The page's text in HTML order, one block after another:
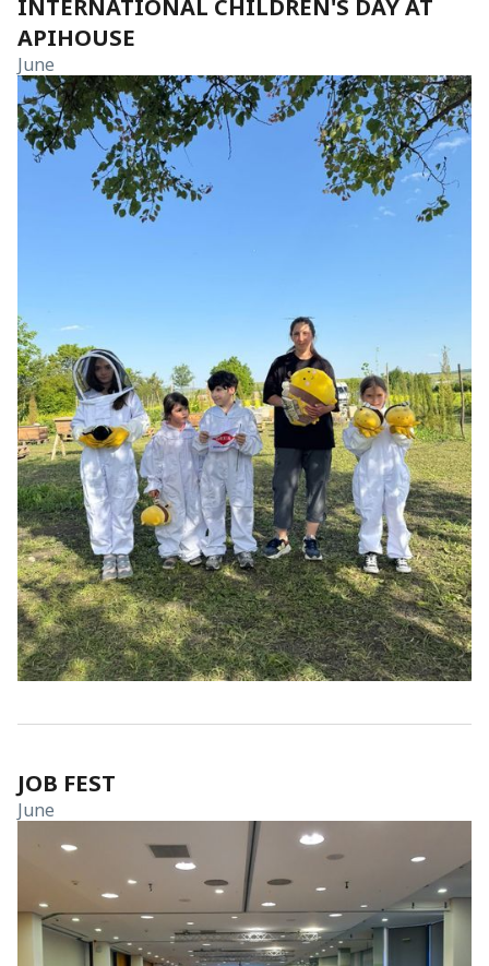
INTERNATIONAL CHILDREN'S DAY AT
APIHOUSE
June
JOB FEST
June